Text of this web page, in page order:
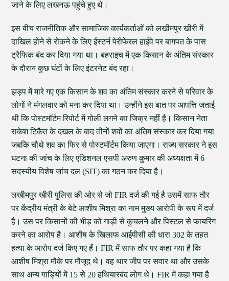
जाने के लिए लखनऊ पहुंचे हुए थे।
इस बीच राजनीतिक और सामाजिक कार्यकर्ताओं को लखीमपुर खीरी में
दाखिल होने से रोकने के लिए ईस्टर्न पेरीफेरल हाईवे पर बागपत के पास
ट्रैफिक बंद कर दिया गया था। बहराइच में एक किसान के अंतिम संस्कार
के दौरान कुछ घंटों के लिए इंटरनेट बंद रहा।
झड़प में मारे गए एक किसान के शव का अंतिम संस्कार करने से परिवार के
लोगों ने मंगलवार को मना कर दिया था। उन्होंने इस बात पर आपत्ति जताई
थी कि पोस्टमॉर्टम रिपोर्ट में गोली लगने का जिक्र नहीं है। किसान नेता
राकेश टिकैत के दखल के बाद तीनों शवों का अंतिम संस्कार कर दिया गया
जबकि चौथे शव का फिर से पोस्टमॉर्टम किया जाएगा। राज्य सरकार ने इस
घटना की जांच के लिए एडिशनल एसपी अरुण कुमार की अध्यक्षता में 6
सदस्यीय विशेष जांच दल (SIT) का गठन कर दिया है।
लखीमपुर खीरी पुलिस की ओर से जो FIR दर्ज की गई है उसमें साफ तौर
पर केंद्रीय मंत्री के बेटे आशीष मिश्रा का नाम मुख्य आरोपी के रूप में दर्ज
है। उस पर किसानों की भीड़ को गाड़ी से कुचलने और पिस्टल से फायरिंग
करने का आरोप है। आशीष के खिलाफ आईपीसी की धारा 302 के तहत
हत्या के आरोप दर्ज किए गए हैं। FIR में साफ तौर पर कहा गया है कि
आशीष मिश्रा मौके पर मौजूद थे। वह थार जीप पर सवार था और उसके
साथ अन्य गाड़ियों में 15 से 20 हथियारबंद लोग थे। FIR में कहा गया है